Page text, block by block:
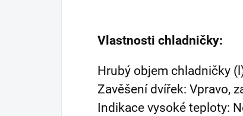
Vlastnosti chladničky:
Hrubý objem chladničky
Zavěšení dvířek: Vpravo,
Indikace vysoké teploty: